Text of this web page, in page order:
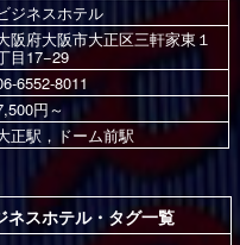
ジネスホテル
阪府大阪市大正区三軒家東１
目17−29
6552-8011
円～
正駅，ドーム前駅
ネスホテル・タグ一覧